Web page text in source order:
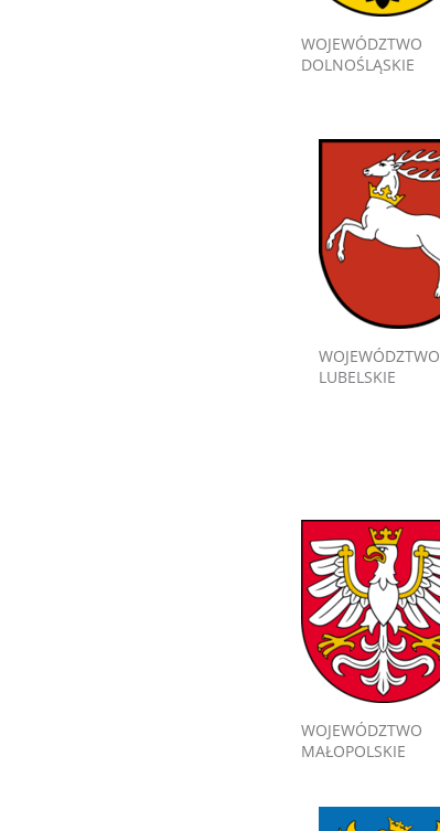
WOJEWÓDZTWO
DOLNOŚLĄSKIE
WOJEWÓDZTWO
LUBELSKIE
WOJEWÓDZTWO
MAŁOPOLSKIE